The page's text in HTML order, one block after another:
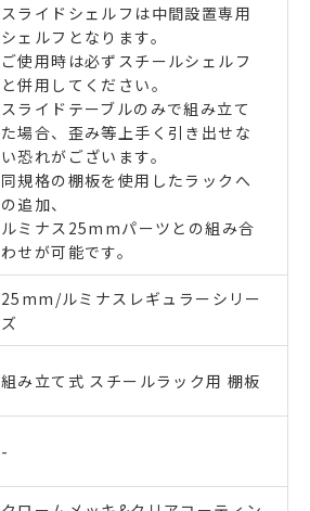
スライドシェルフは中間設置専用
シェルフとなります。
ご使用時は必ずスチールシェルフ
と併用してください。
スライドテーブルのみで組み立て
た場合、歪み等上手く引き出せな
い恐れがございます。
同規格の棚板を使用したラックへ
の追加、
ルミナス25mmパーツとの組み合
わせが可能です。
25mm/ルミナスレギュラーシリー
ズ
組み立て式 スチールラック用 棚板
-